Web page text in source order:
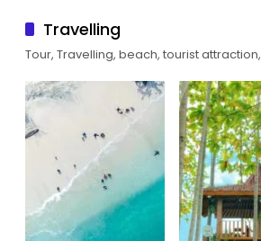
Travelling
Tour, Travelling, beach, tourist attraction,